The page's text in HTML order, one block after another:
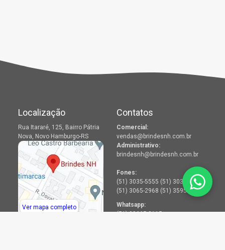
Localização
Rua Itararé, 125, Bairro Pátria
Nova, Novo Hamburgo-RS
Ver mapa completo
Contatos
Comercial:
vendas@brindesnh.com.br
Administrativo:
brindesnh@brindesnh.com.br
Fones:
(51) 3035-5555 (51) 3036-2968
(51) 3065-2968 (51) 3595-2968
Whatsapp:
(51) 99665-8115